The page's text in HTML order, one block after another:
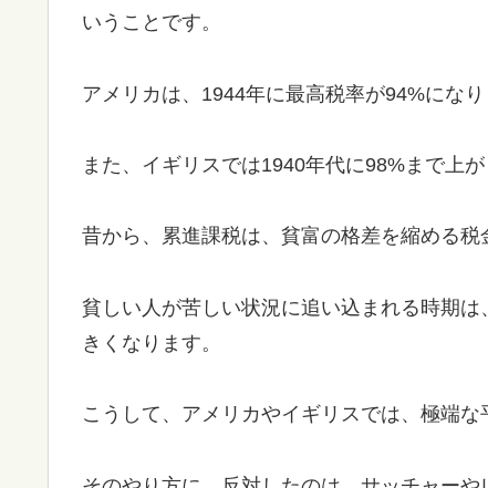
いうことです。
アメリカは、1944年に最高税率が94%になり
また、イギリスでは1940年代に98%まで上が
昔から、累進課税は、貧富の格差を縮める税
貧しい人が苦しい状況に追い込まれる時期
きくなります。
こうして、アメリカやイギリスでは、極端な